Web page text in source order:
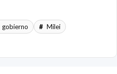
gobierno
Milei